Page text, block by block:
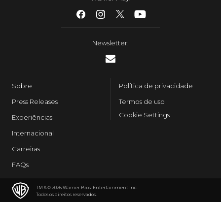
TM & © 2026 Warner Bros. Entertainment Inc.
Todos os direitos reservados
Newsletter:
Sobre
Press Releases
Experiências
Internacional
Carreiras
FAQs
Política de privacidade
Termos de uso
Cookie Settings